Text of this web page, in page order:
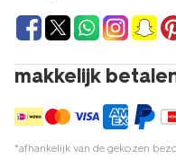
makkelijk
*afhankelijk van de gekozen